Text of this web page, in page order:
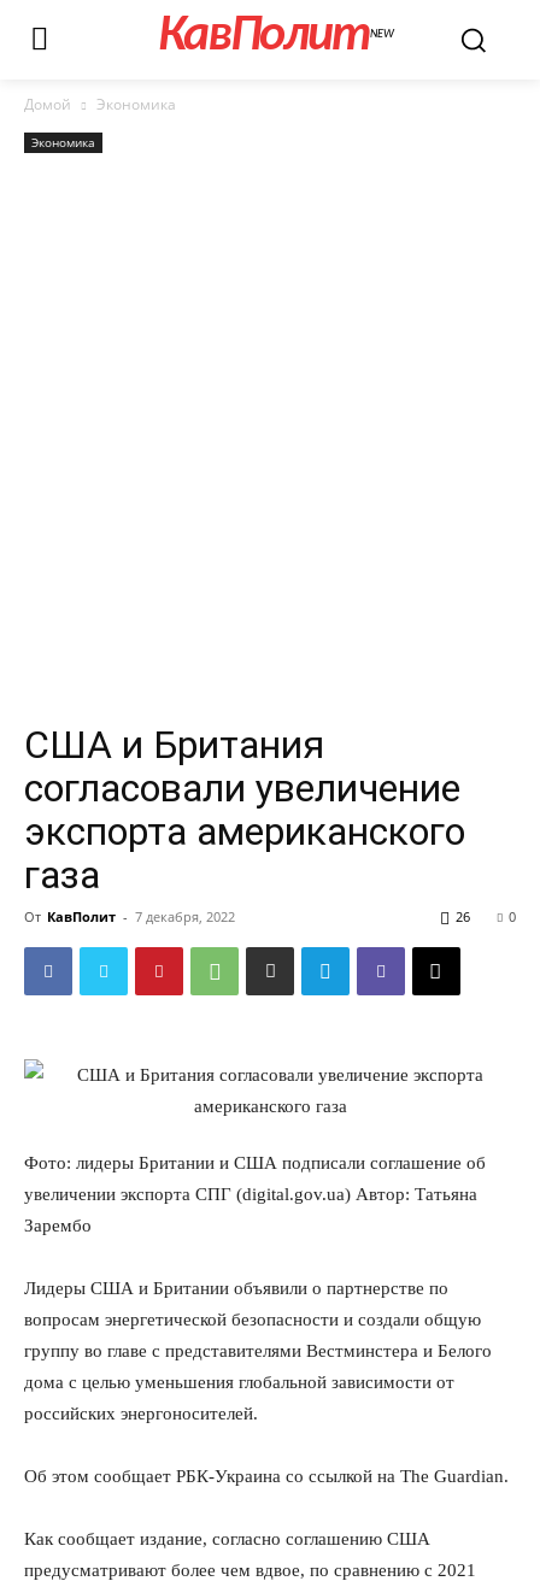
КавПолитNEW
Домой Экономика
Экономика
США и Британия
согласовали увеличение
экспорта американского
газа
От КавПолит - 7 декабря, 2022 0
26
Фото: лидеры Британии и США подписали соглашение об
увеличении экспорта СПГ (digital.gov.ua) Автор: Татьяна
Зарембо
Лидеры США и Британии объявили о партнерстве по
вопросам энергетической безопасности и создали общую
группу во главе с представителями Вестминстера и Белого
дома с целью уменьшения глобальной зависимости от
российских энергоносителей.
Об этом сообщает РБК-Украина со ссылкой на The Guardian.
Как сообщает издание, согласно соглашению США
предусматривают более чем вдвое, по сравнению с 2021